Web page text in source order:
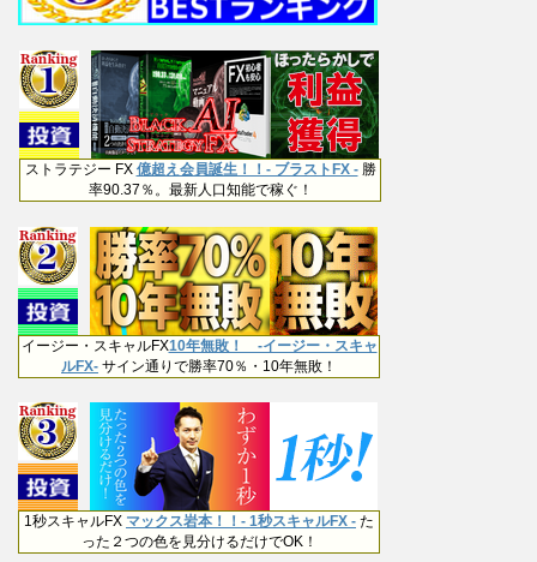
ストラテジー FX 億超え会員誕生！！- ブラストFX -勝
率90.37％。最新人口知能で稼ぐ！
イージー・スキャルFX10年無敗！ -イージー・スキャ
ルFX- サイン通りで勝率70％・10年無敗！
1秒スキャルFX マックス岩本！！- 1秒スキャルFX - た
った２つの色を見分けるだけでOK！